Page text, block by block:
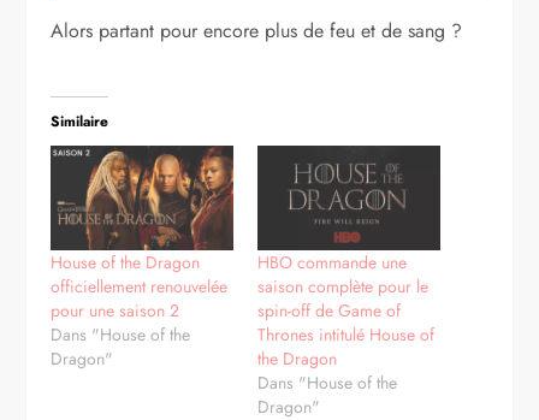
Alors partant pour encore plus de feu et de sang ?
Similaire
House of the Dragon
officiellement renouvelée
pour une saison 2
Dans "House of the
Dragon"
HBO commande une
saison complète pour le
spin-off de Game of
Thrones intitulé House of
the Dragon
Dans "House of the
Dragon"